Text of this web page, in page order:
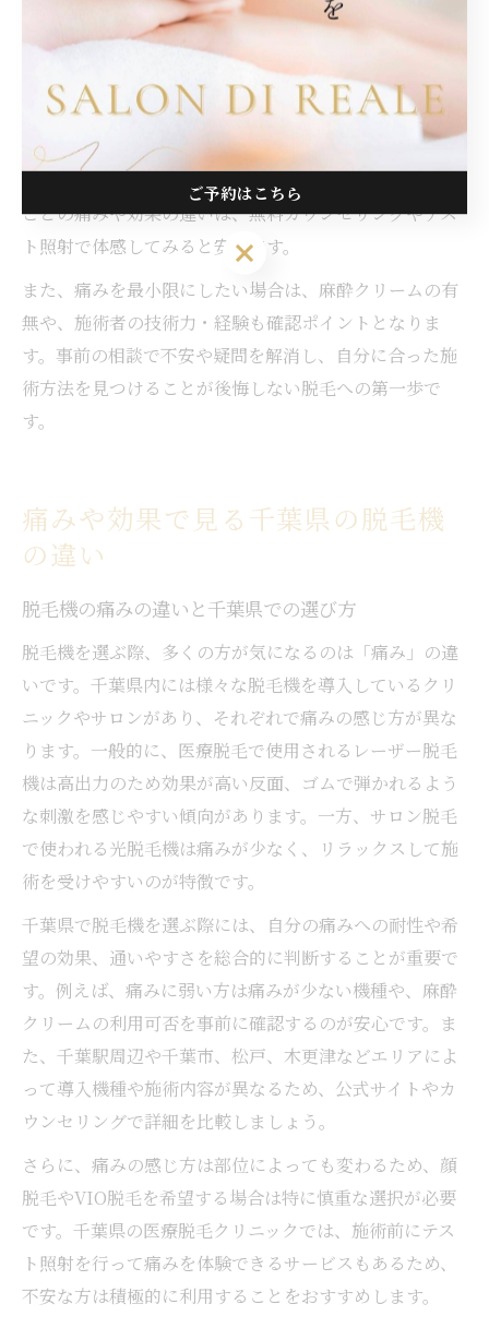
熱式は低出力で連続照射するため、痛みに弱い方や敏感
肌にもおすすめです。
冷却機能が充実していると、施術中の熱感や赤みも抑え
やすく、肌トラブルのリスク軽減につながります。ヤグ
レーザーやダイオードレーザーでも冷却ガスや冷却ジェ
ルを併用することで、痛みの感じ方が和らぎます。機器
ごとの痛みや効果の違いは、無料カウンセリングやテス
ト照射で体感してみると安心です。
また、痛みを最小限にしたい場合は、麻酔クリームの有
無や、施術者の技術力・経験も確認ポイントとなりま
す。事前の相談で不安や疑問を解消し、自分に合った施
術方法を見つけることが後悔しない脱毛への第一歩で
す。
痛みや効果で見る千葉県の脱毛機
の違い
脱毛機の痛みの違いと千葉県での選び方
脱毛機を選ぶ際、多くの方が気になるのは「痛み」の違
いです。千葉県内には様々な脱毛機を導入しているクリ
ニックやサロンがあり、それぞれで痛みの感じ方が異な
ります。一般的に、医療脱毛で使用されるレーザー脱毛
機は高出力のため効果が高い反面、ゴムで弾かれるよう
な刺激を感じやすい傾向があります。一方、サロン脱毛
で使われる光脱毛機は痛みが少なく、リラックスして施
術を受けやすいのが特徴です。
千葉県で脱毛機を選ぶ際には、自分の痛みへの耐性や希
望の効果、通いやすさを総合的に判断することが重要で
す。例えば、痛みに弱い方は痛みが少ない機種や、麻酔
クリームの利用可否を事前に確認するのが安心です。ま
た、千葉駅周辺や千葉市、松戸、木更津などエリアによ
って導入機種や施術内容が異なるため、公式サイトやカ
ウンセリングで詳細を比較しましょう。
さらに、痛みの感じ方は部位によっても変わるため、顔
脱毛やVIO脱毛を希望する場合は特に慎重な選択が必要
です。千葉県の医療脱毛クリニックでは、施術前にテス
ト照射を行って痛みを体験できるサービスもあるため、
不安な方は積極的に利用することをおすすめします。
ご予約はこちら
ご予約はこちら